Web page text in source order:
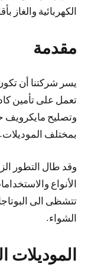
الكهربائية والغاز
مقدمة
يسر شركتنا أن
تعمل على تأمين
وتصليح مايكرويف
بمختلف الموديلات.
وقد طال التطور
الأنواع
تتشظى الى
الشواء.
الموديلات